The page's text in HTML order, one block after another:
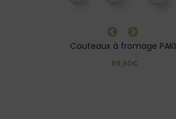
Couteaux à fromage PAKI
69,90€